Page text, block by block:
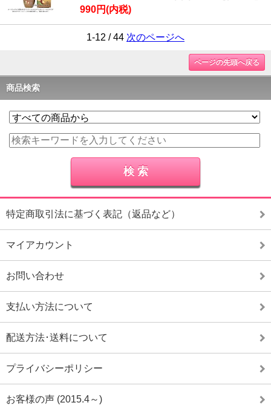
990円(内税)
1-12 / 44 次のページへ
ページの先頭へ戻る
商品検索
特定商取引法に基づく表記（返品など）
マイアカウント
お問い合わせ
支払い方法について
配送方法･送料について
プライバシーポリシー
お客様の声 (2015.4～)